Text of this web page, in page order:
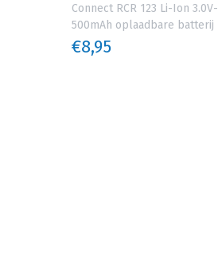
Connect RCR 123 Li-Ion 3.0V-
500mAh oplaadbare
€8,95